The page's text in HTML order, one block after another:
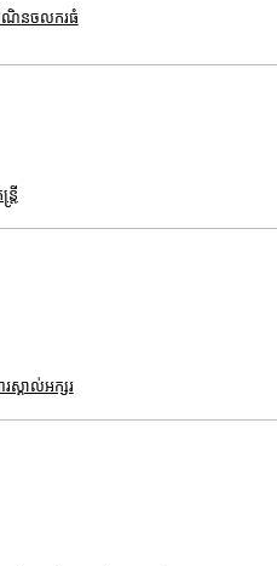
នចលករធំ
រី
រស្គាល់អក្សរ